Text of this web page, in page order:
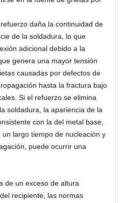
daña la continuidad de
de la soldadura, lo que
adicional debido a la
genera una mayor tensión
causadas por defectos de
hasta la fractura bajo
Si el refuerzo se elimina
soldadura, la apariencia de la
con la del metal base,
largo tiempo de nucleación y
puede ocurrir una
de un exceso de altura
recipiente, las normas